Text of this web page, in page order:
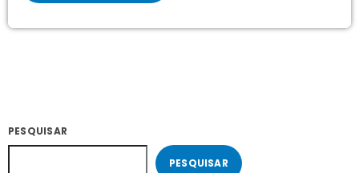
PESQUISAR
PESQUISAR